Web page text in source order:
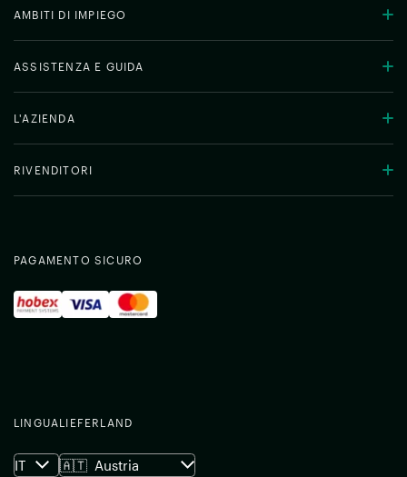
AMBITI DI IMPIEGO
ASSISTENZA E GUIDA
L'AZIENDA
RIVENDITORI
PAGAMENTO SICURO
LINGUA
IT
LIEFERLAND
🇦🇹 Austria